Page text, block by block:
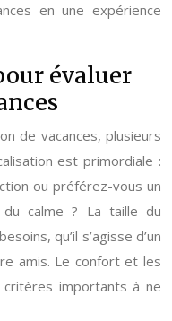
en une expérience
évaluer
de vacances, plusieurs
est primordiale :
ou préférez-vous un
calme ? La taille du
qu’il s’agisse d’un
amis. Le confort et les
importants à ne